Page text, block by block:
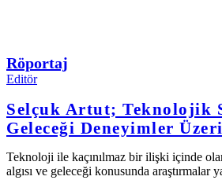
Röportaj
Editör
Selçuk Artut; Teknolojik
Geleceği Deneyimler
Teknoloji ile kaçınılmaz bir ilişki içinde
algısı ve geleceği konusunda araştırmalar